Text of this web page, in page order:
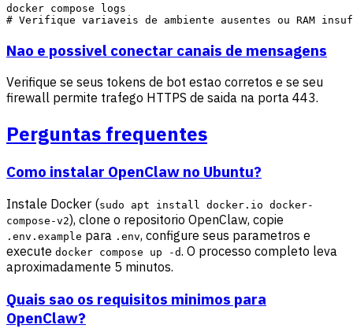
docker compose logs
Nao e possivel conectar canais de mensagens
Verifique se seus tokens de bot estao corretos e se seu
firewall permite trafego HTTPS de saida na porta 443.
Perguntas frequentes
Como instalar OpenClaw no Ubuntu?
Instale Docker (sudo apt install docker.io docker-
compose-v2), clone o repositorio OpenClaw, copie
.env.example para .env, configure seus parametros e
execute docker compose up -d. O processo completo leva
aproximadamente 5 minutos.
Quais sao os requisitos minimos para
OpenClaw?